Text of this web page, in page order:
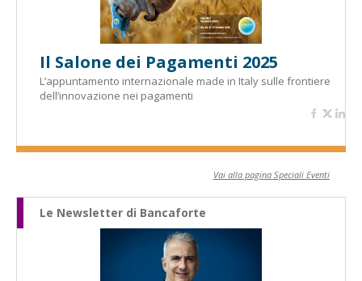
Il Salone dei Pagamenti 2025
L’appuntamento internazionale made in Italy sulle frontiere
dell’innovazione nei pagamenti
Vai alla pagina Speciali Eventi
Le Newsletter di Bancaforte